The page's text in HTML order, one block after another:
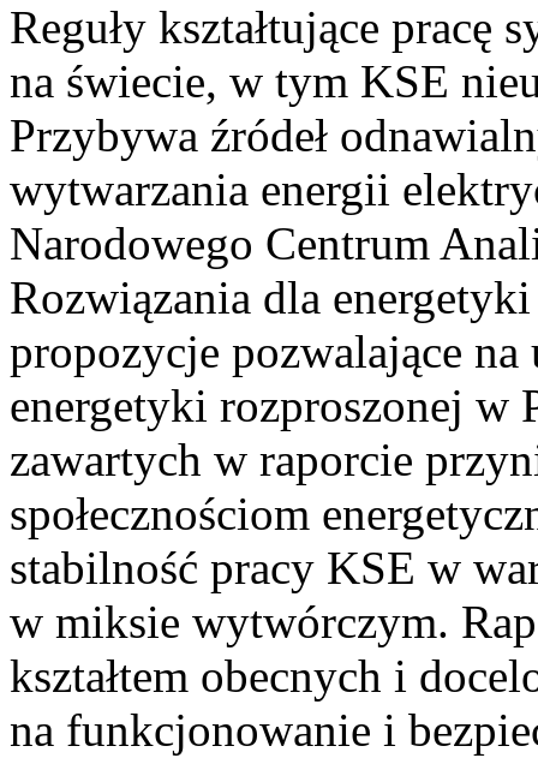
Reguły kształtujące pracę
na świecie, w tym KSE
Przybywa źródeł
wytwarzania energii
Narodowego Centrum
Rozwiązania dla
propozycje pozwalające
energetyki rozproszonej w
zawartych w raporcie
społecznościom
stabilność pracy KSE w
w miksie wytwórczym.
kształtem obecnych i
na funkcjonowanie i